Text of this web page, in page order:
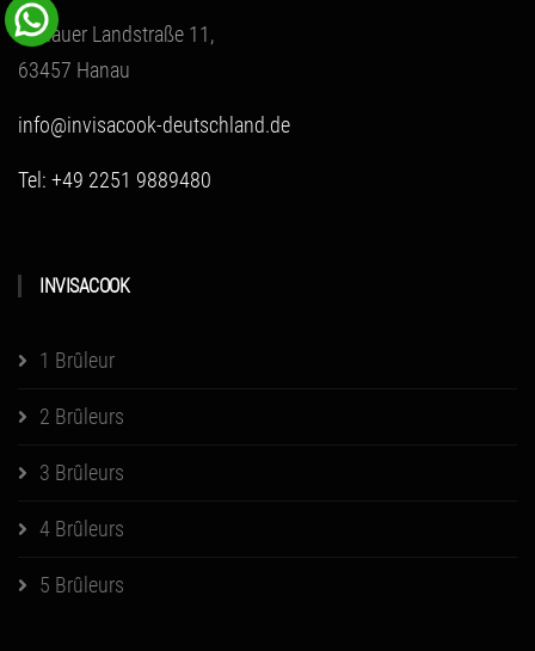
Hanauer Landstraße 11,
63457 Hanau
info@invisacook-deutschland.de
Tel: +49 2251 9889480
INVISACOOK
1 Brûleur
2 Brûleurs
3 Brûleurs
4 Brûleurs
5 Brûleurs